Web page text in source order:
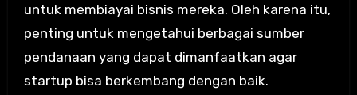
untuk membiayai bisnis mereka. Oleh karena itu,
penting untuk mengetahui berbagai sumber
pendanaan yang dapat dimanfaatkan agar
startup bisa berkembang dengan baik.